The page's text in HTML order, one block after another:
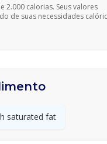
2.000 calorias. Seus valores
de suas necessidades
saturated fat